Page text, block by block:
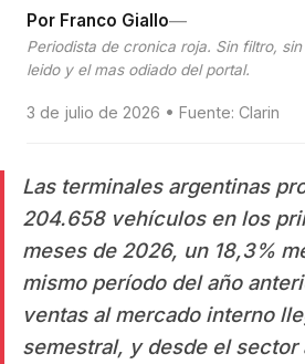
Por Franco Giallo—
Periodista de cronica roja. Sin filtro,
leido y el mas odiado del portal.
3 de julio de 2026 • Fuente: Clarin
Las terminales argentinas
204.658 vehículos en los
meses de 2026, un 18,3%
mismo período del año
ventas al mercado interno
semestral, y desde el sector